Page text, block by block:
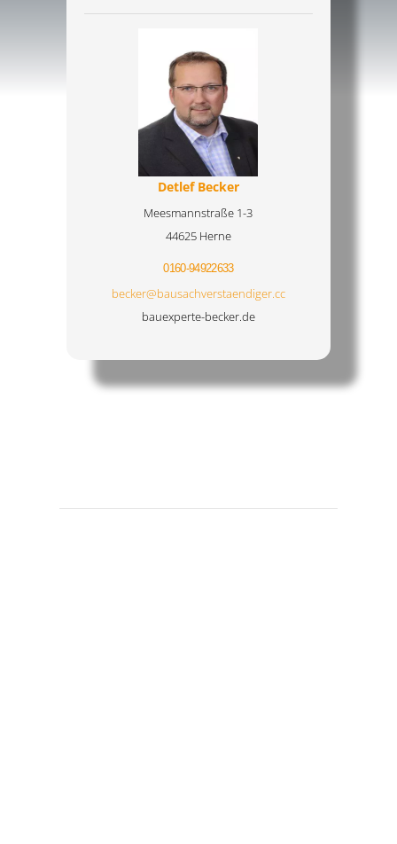
Detlef Becker
Meesmannstraße 1-3
44625 Herne
0160-94922633
becker@bausachverstaendiger.cc
bauexperte-becker.de